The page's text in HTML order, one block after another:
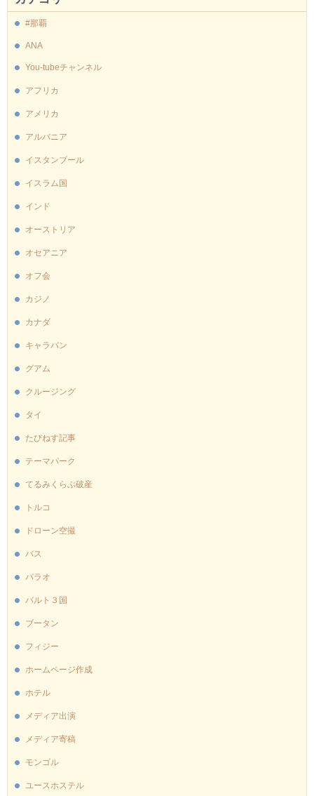
#那覇
ANA
You-tubeチャンネル
アフリカ
アメリカ
アルバニア
イスタンブール
イスラム国
インド
オーストリア
オセアニア
オフ会
カジノ
カナダ
キャラバン
グアム
クルージング
タイ
たびねす記事
テーマパーク
てるみくらぶ破産
トルコ
ドローン空撮
バス
パラオ
バルト３国
ブータン
フィジー
ホームページ作成
ホテル
メディア出演
メディア寄稿
モンゴル
ユースホステル